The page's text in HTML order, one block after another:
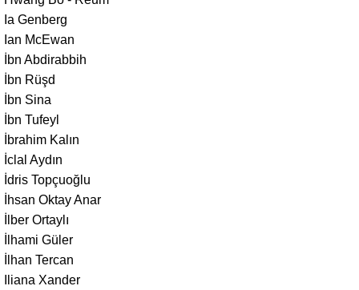
Ia Genberg
Ian McEwan
İbn Abdirabbih
İbn Rüşd
İbn Sina
İbn Tufeyl
İbrahim Kalın
İclal Aydın
İdris Topçuoğlu
İhsan Oktay Anar
İlber Ortaylı
İlhami Güler
İlhan Tercan
Iliana Xander